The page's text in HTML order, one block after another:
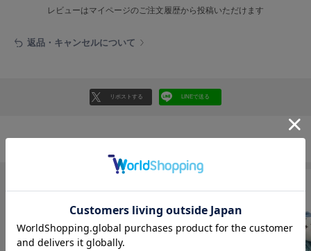
エイミー イストワール
emmi
レビューはマイページのご注文履歴から投稿いただけます
返品・キャンセルについて
リポストする LINEで送る